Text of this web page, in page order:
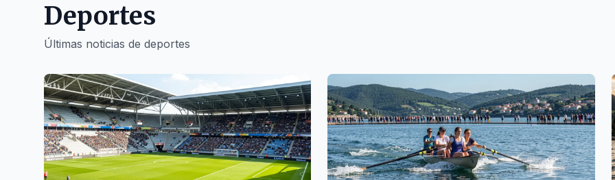
Deportes
Últimas noticias de deportes